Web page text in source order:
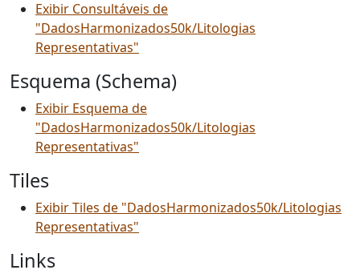
Exibir Consultáveis de
"DadosHarmonizados50k/Litologias
Representativas"
Esquema (Schema)
Exibir Esquema de
"DadosHarmonizados50k/Litologias
Representativas"
Tiles
Exibir Tiles de "DadosHarmonizados50k/Litologias
Representativas"
Links